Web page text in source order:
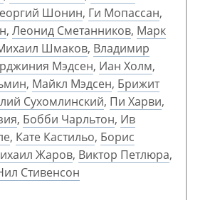
Шонин, Ги Мопассан,
, Леонид Сметанников, Марк
Шмаков, Владимир
Мэдсен, Иан Холм,
, Майкл Мэдсен, Брижит
Сухомлинский, Пи Харви,
, Бобби Чарльтон, Ив
, Кате Кастильо, Борис
Жаров, Виктор Петлюра,
Стивенсон